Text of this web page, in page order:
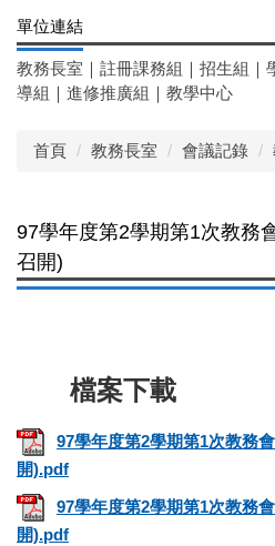
單位連結
教務長室 ｜ 註冊課務組 ｜ 招生組 ｜
導組 ｜ 進修推廣組 ｜ 教學中心
首頁 教務長室 會議記錄
97學年度第2學期第1次教務
召開)
97學年度第2學期第1次教務
開).pdf
97學年度第2學期第1次教務
開).pdf